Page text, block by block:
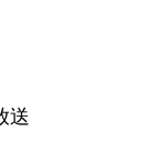
送